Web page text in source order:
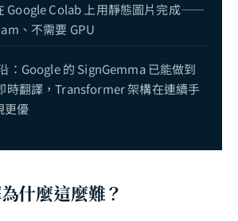
Google Colab 上用靜態圖片完成——
、不需要 GPU
：Google 的 SignGemma 已能做到
時翻譯，Transformer 架構在連續手
更優
什麼這麼難？